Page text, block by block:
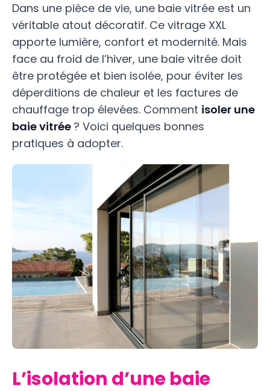
Dans une pièce de vie, une baie vitrée est un
véritable atout décoratif. Ce vitrage XXL
apporte lumière, confort et modernité. Mais
face au froid de l’hiver, une baie vitrée doit
être protégée et bien isolée, pour éviter les
déperditions de chaleur et les factures de
chauffage trop élevées. Comment isoler une
baie vitrée ? Voici quelques bonnes
pratiques à adopter.
L’isolation d’une baie